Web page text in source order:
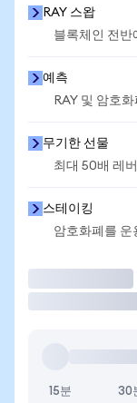
RAY 스왑
블록체인 전반
예측
RAY 및 암호
무기한 선물
최대 50배 레
스테이킹
암호화폐를 운
15분 30